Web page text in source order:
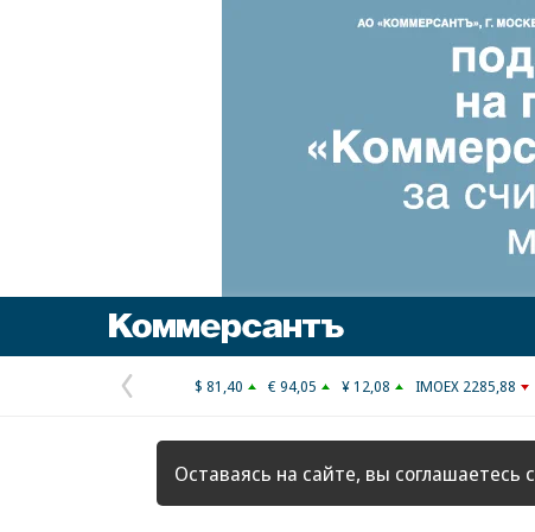
Предыдущая
страница
$ 81,40 € 94,05 ¥ 12,08 IMOEX 2285,88
Оставаясь на сайте, вы соглашаетесь с